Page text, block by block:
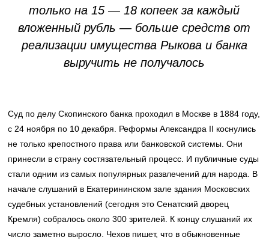
только на 15 — 18 копеек за каждый
вложенный рубль — больше средств от
реализации имущества Рыкова и банка
выручить не получалось
Суд по делу Скопинского банка проходил в Москве в 1884 году,
с 24 ноября по 10 декабря. Реформы Александра II коснулись
не только крепостного права или банковской системы. Они
принесли в страну состязательный процесс. И публичные суды
стали одним из самых популярных развлечений для народа. В
начале слушаний в Екатерининском зале здания Московских
судебных установлений (сегодня это Сенатский дворец
Кремля) собралось около 300 зрителей. К концу слушаний их
число заметно выросло. Чехов пишет, что в обыкновенные